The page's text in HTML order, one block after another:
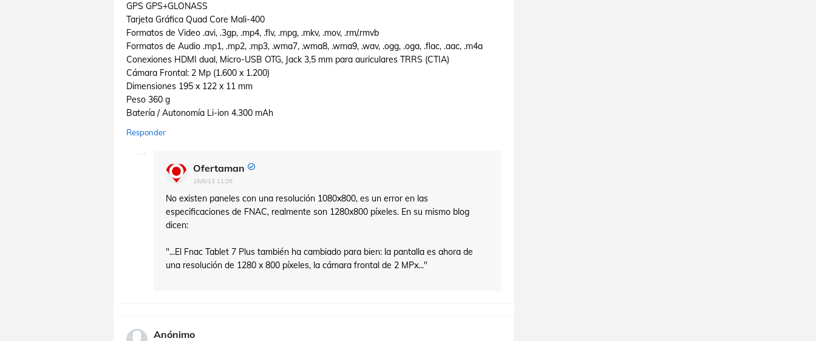
GPS GPS+GLONASS
Tarjeta Gráfica Quad Core Mali-400
Formatos de Video .avi, .3gp, .mp4, .flv, .mpg, .mkv, .mov, .rm/.rmvb
Formatos de Audio .mp1, .mp2, .mp3, .wma7, .wma8, .wma9, .wav, .ogg, .oga, .flac, .aac, .m4a
Conexiones HDMI dual, Micro-USB OTG, Jack 3,5 mm para auriculares TRRS (CTIA)
Cámara Frontal: 2 Mp (1.600 x 1.200)
Dimensiones 195 x 122 x 11 mm
Peso 360 g
Batería / Autonomía Li-ion 4.300 mAh
Responder
Ofertaman
16/6/13 11:26
No existen paneles con una resolución 1080x800, es un error en las
especificaciones de FNAC, realmente son 1280x800 píxeles. En su mismo blog
dicen:
"...El Fnac Tablet 7 Plus también ha cambiado para bien: la pantalla es ahora de
una resolución de 1280 x 800 píxeles, la cámara frontal de 2 MPx..."
Anónimo